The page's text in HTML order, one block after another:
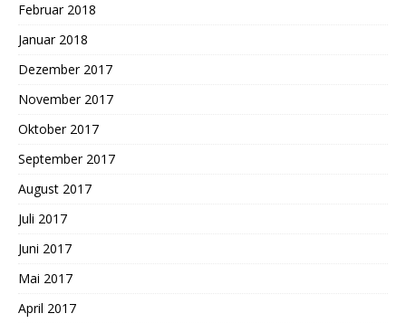
Februar 2018
Januar 2018
Dezember 2017
November 2017
Oktober 2017
September 2017
August 2017
Juli 2017
Juni 2017
Mai 2017
April 2017